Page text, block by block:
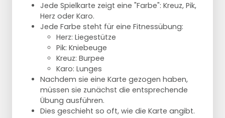
Jede Spielkarte zeigt eine "Farbe": Kreuz, Pik,
Herz oder Karo.
Jede Farbe steht für eine Fitnessübung:
Herz: Liegestütze
Pik: Kniebeuge
Kreuz: Burpee
Karo: Lunges
Nachdem sie eine Karte gezogen haben,
müssen sie zunächst die entsprechende
Übung ausführen.
Dies geschieht so oft, wie die Karte angibt.